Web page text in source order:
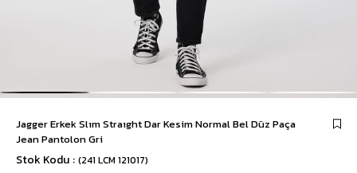
Jagger Erkek Slım Straıght Dar Kesim Normal Bel Düz Paça
Jean Pantolon Gri
Stok Kodu (241 LCM 121017)